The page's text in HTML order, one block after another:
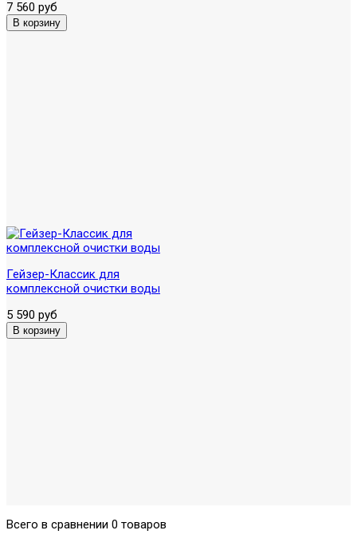
7 560 руб
Гейзер-Классик для
комплексной очистки воды
5 590 руб
Всего в сравнении 0 товаров